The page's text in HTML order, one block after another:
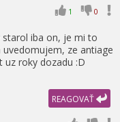
1 0
iba on, je mi to
ze antiage
uz roky dozadu :D
REAGOVAŤ